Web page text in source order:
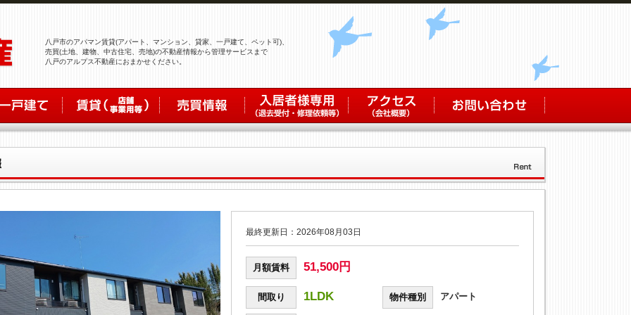
八戸市のアパマン賃貸(アパート、マンション、貸家、一戸建て、ペット可)、
売買(土地、建物、中古住宅、売地)の不動産情報から管理サービスまで
八戸のアルプス不動産におまかせください。
最終更新日：2026年08月03日
月額賃料 51,500円
間取り 1LDK 物件種別 アパート